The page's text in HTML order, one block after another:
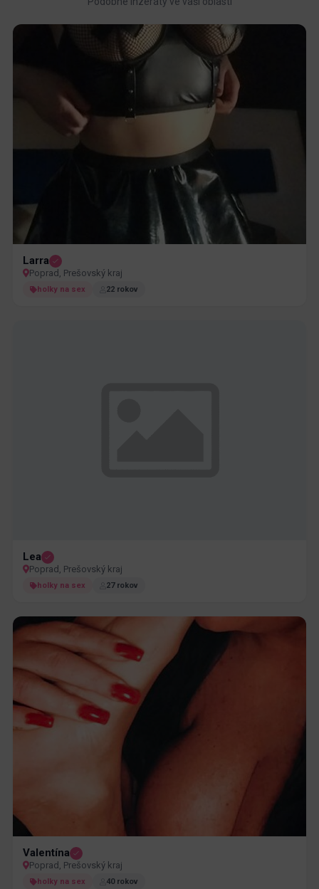
Larra
Poprad, Prešovský kraj
holky na sex 22 rokov
Lea
Poprad, Prešovský kraj
holky na sex 27 rokov
Valentína
Poprad, Prešovský kraj
holky na sex 40 rokov